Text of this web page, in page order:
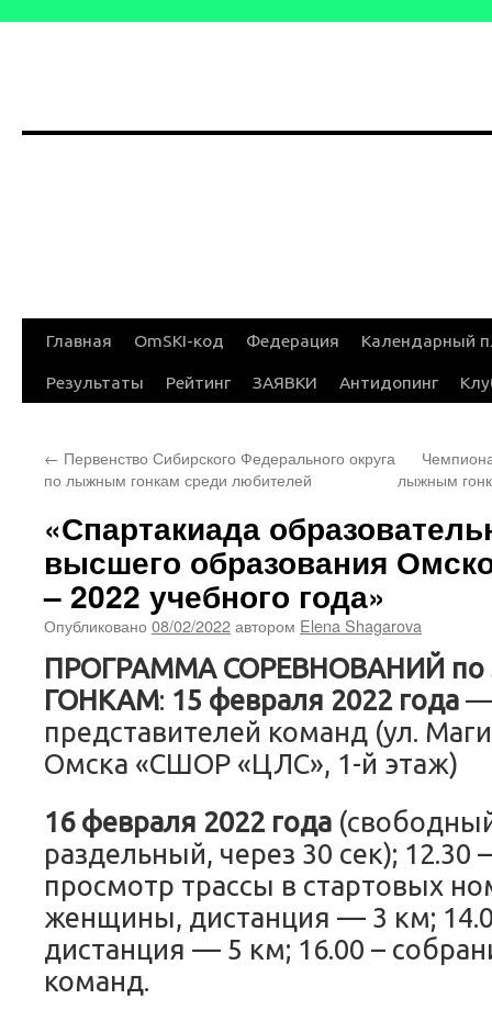
Перейти
Главная OmSKI-код Федерация Календарный
Результаты Рейтинг ЗАЯВКИ Антидопинг
← Первенство Сибирского Федерального округа
по лыжным гонкам среди любителей
лыжным
«Спартакиада
высшего образования
– 2022 учебного года»
Опубликовано 08/02/2022автором Elena Shagarova
ПРОГРАММА СОРЕВНОВАНИЙ
ГОНКАМ: 15 февраля 2022 года —
представителей команд (ул.
Омска «СШОР «ЦЛС», 1-й этаж)
16 февраля 2022 года
раздельный, через 30 сек);
просмотр трассы в стартовых
женщины, дистанция — 3 км;
дистанция — 5 км; 16.00 –
команд.